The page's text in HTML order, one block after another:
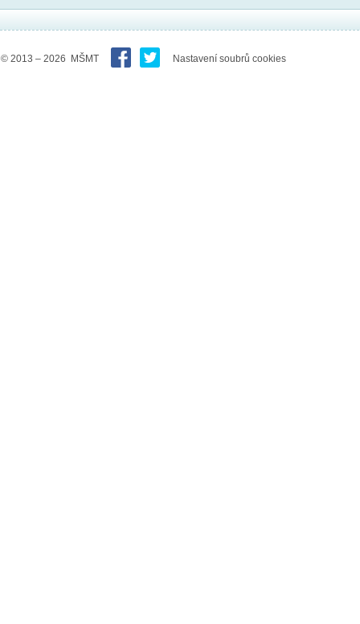
© 2013 – 2026 MŠMT Nastavení soubrů cookies